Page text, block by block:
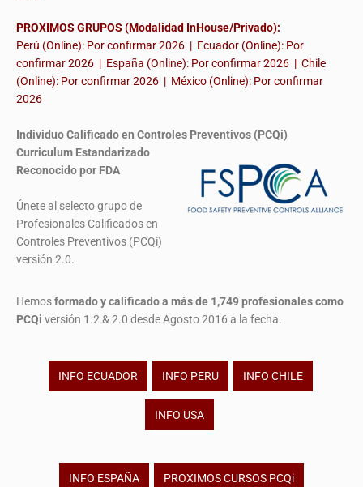
PROXIMOS GRUPOS (Modalidad InHouse/Privado):
Perú (Online): Por confirmar 2026 | Ecuador (Online): Por
confirmar 2026 | España (Online): Por confirmar 2026 | Chile
(Online): Por confirmar 2026 | México (Online): Por confirmar
2026
Individuo Calificado en Controles Preventivos (PCQi)
Curriculum Estandarizado
Reconocido por FDA
Únete al selecto grupo de
Profesionales Calificados en
Controles Preventivos (PCQi)
versión 2.0.
Hemosformado y calificado a más de 1,749 profesionalescomo
PCQi versión 1.2 & 2.0 desde Agosto 2016 a la fecha.
INFO ECUADOR INFO PERU INFO CHILE
INFO USA
INFO ESPAÑA PROXIMOS CURSOS PCQi